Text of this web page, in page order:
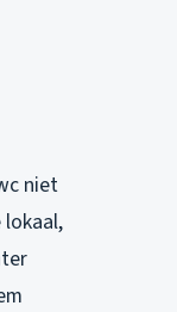
niet